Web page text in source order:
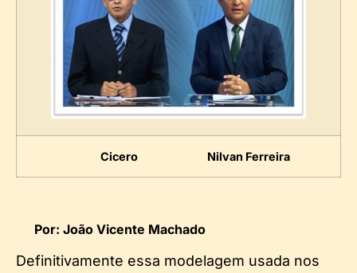
Cicero Nilvan Ferreira
Por: João Vicente Machado
Definitivamente essa modelagem usada nos